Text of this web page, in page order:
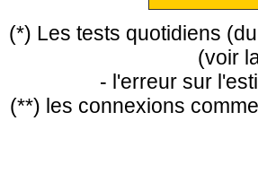
(*) Les tests quotidiens
(voir
- l'erreur sur
(**) les connexions